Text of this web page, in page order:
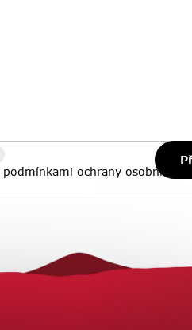
podmínkami ochrany osobních